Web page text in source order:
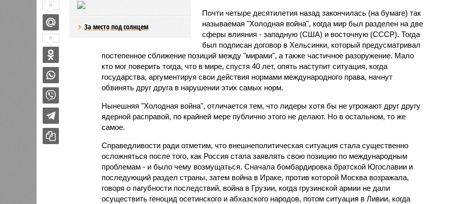
За место под солнцем
Почти четыре десятилетия назад закончилась (на бумаге) так
называемая "Холодная война", когда мир был разделен на две
сферы влияния - западную (США) и восточную (СССР). Тогда
был подписан договор в Хельсинки, который предусматривал
постепенное сближение позиций между "мирами", а также частичное разоружение. Мало
кто мог поверить тогда, что в мире, спустя 40 лет, опять наступит ситуация, когда
государства, аргументируя свои действия нормами международного права, начнут
обвинять друг друга в нарушении этих самых норм.
Нынешняя "Холодная война", отличается тем, что лидеры хотя бы не угрожают друг другу
ядерной расправой, по крайней мере публично этого не делают. Но в остальном, то же
самое.
Справедливости ради отметим, что внешнеполитическая ситуация стала существенно
осложняться после того, как Россия стала заявлять свою позицию по международным
проблемам - и было чему возмущаться. Сначала бомбардировка братской Югославии и
последующий раздел страны, затем война в Ираке, против которой Москва возражала,
говоря о пагубности последствий, война в Грузии, когда грузинской армии не дали
осуществить геноцид осетинского и абхазского народов, потом ситуация в Ливии, когда
0
0